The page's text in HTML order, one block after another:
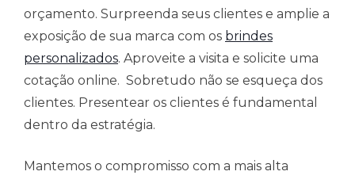
orçamento. Surpreenda seus clientes e amplie a
exposição de sua marca com os brindes
personalizados. Aproveite a visita e solicite uma
cotação online. Sobretudo não se esqueça dos
clientes. Presentear os clientes é fundamental
dentro da estratégia.
Mantemos o compromisso com a mais alta